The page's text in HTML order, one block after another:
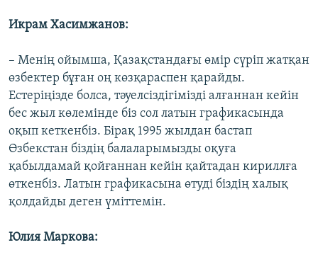
Икрам Хасимжанов:
– Менің ойымша, Қазақстандағы өмір сүріп жатқан
өзбектер бұған оң көзқараспен қарайды.
Естеріңізде болса, тәуелсіздігімізді алғаннан кейін
бес жыл көлемінде біз сол латын графикасында
оқып кеткенбіз. Бірақ 1995 жылдан бастап
Өзбекстан біздің балаларымызды оқуға
қабылдамай қойғаннан кейін қайтадан кириллға
өткенбіз. Латын графикасына өтуді біздің халық
қолдайды деген үміттемін.
Юлия Маркова: